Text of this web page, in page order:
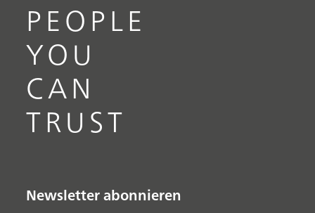
PEOPLE
YOU
CAN
TRUST
Newsletter abonnieren